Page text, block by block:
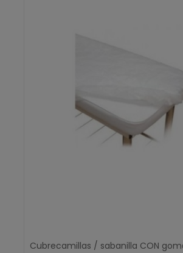
Cubrecamillas / sabanilla CON